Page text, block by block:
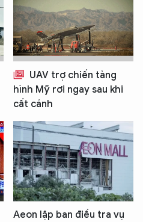
UAV trợ chiến tàng
hình Mỹ rơi ngay sau khi
cất cánh
Aeon lập ban điều tra vụ